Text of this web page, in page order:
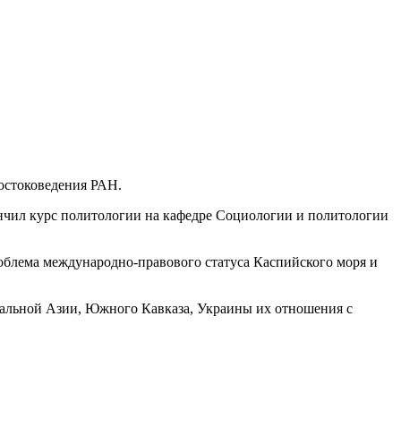
РАН.
курс политологии на кафедре Социологии и политологии
международно-правового статуса Каспийского моря и
Азии, Южного Кавказа, Украины их отношения с